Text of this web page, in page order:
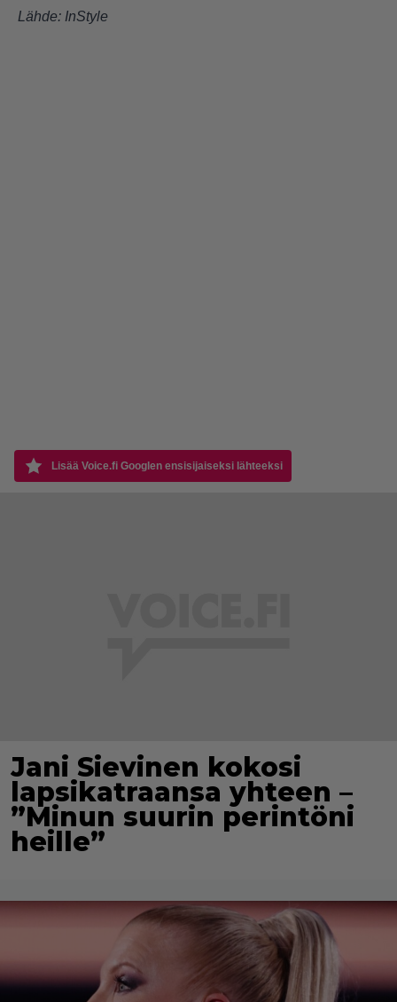
Lähde: InStyle
Lisää Voice.fi Googlen ensisijaiseksi lähteeksi
Jani Sievinen kokosi
lapsikatraansa yhteen –
”Minun suurin perintöni
heille”